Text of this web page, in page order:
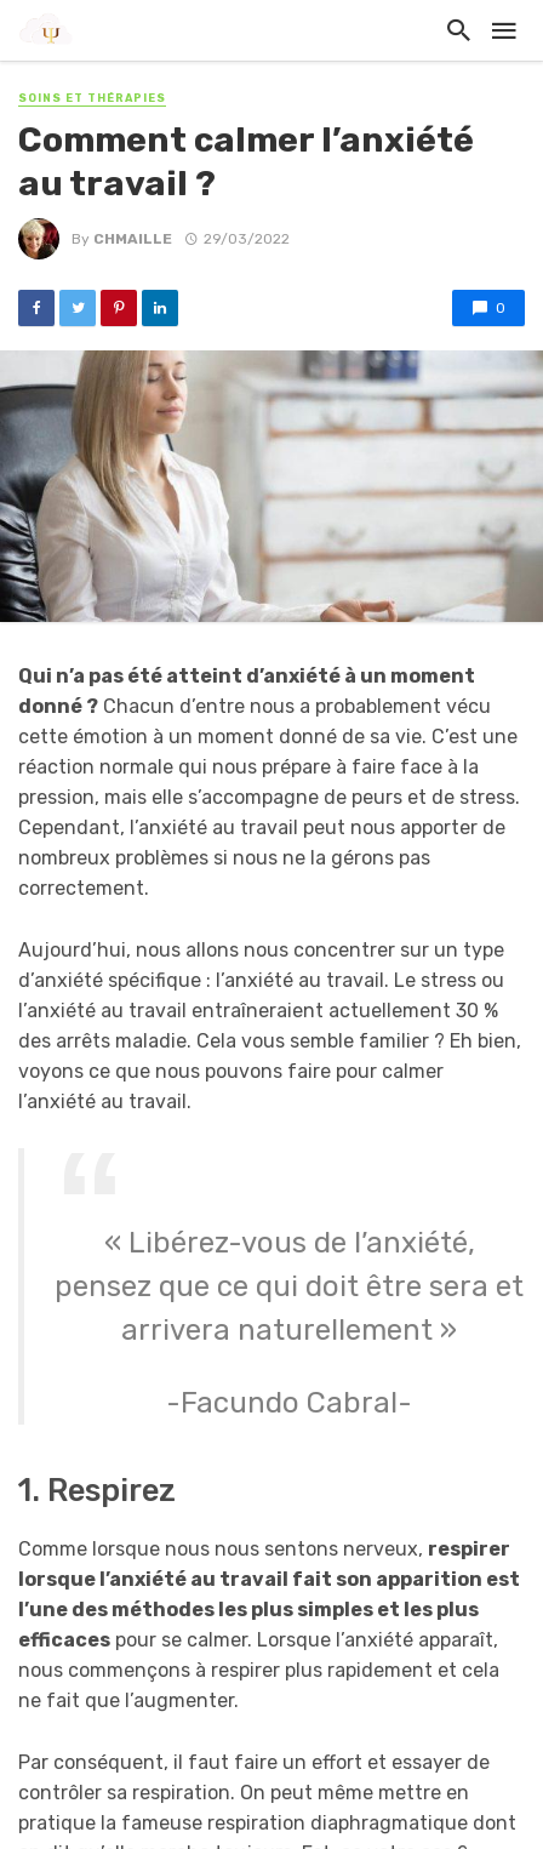
SOINS ET THÉRAPIES
Comment calmer l’anxiété
au travail ?
By CHMAILLE 29/03/2022
0
Qui n’a pas été atteint d’anxiété à un moment
donné ? Chacun d’entre nous a probablement vécu
cette émotion à un moment donné de sa vie. C’est une
réaction normale qui nous prépare à faire face à la
pression, mais elle s’accompagne de peurs et de stress.
Cependant, l’anxiété au travail peut nous apporter de
nombreux problèmes si nous ne la gérons pas
correctement.
Aujourd’hui, nous allons nous concentrer sur un type
d’anxiété spécifique : l’anxiété au travail. Le stress ou
l’anxiété au travail entraîneraient actuellement 30 %
des arrêts maladie. Cela vous semble familier ? Eh bien,
voyons ce que nous pouvons faire pour calmer
l’anxiété au travail.
« Libérez-vous de l’anxiété,
pensez que ce qui doit être sera et
arrivera naturellement »
-Facundo Cabral-
1. Respirez
Comme lorsque nous nous sentons nerveux, respirer
lorsque l’anxiété au travail fait son apparition est
l’une des méthodes les plus simples et les plus
efficaces pour se calmer. Lorsque l’anxiété apparaît,
nous commençons à respirer plus rapidement et cela
ne fait que l’augmenter.
Par conséquent, il faut faire un effort et essayer de
contrôler sa respiration. On peut même mettre en
pratique la fameuse respiration diaphragmatique dont